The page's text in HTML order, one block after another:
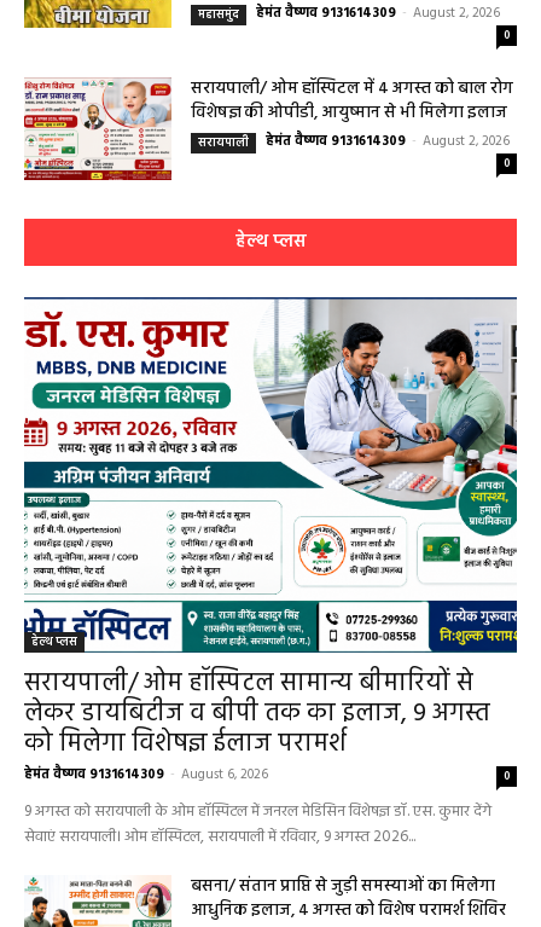
महासमुंद हेमंत वैष्णव 9131614309 - August 2, 2026
0
सरायपाली/ ओम हॉस्पिटल में 4 अगस्त को बाल रोग
विशेषज्ञ की ओपीडी, आयुष्मान से भी मिलेगा इलाज
सरायपाली हेमंत वैष्णव 9131614309 - August 2, 2026
0
हेल्थ प्लस
हेल्थ प्लस
सरायपाली/ ओम हॉस्पिटल सामान्य बीमारियों से
लेकर डायबिटीज व बीपी तक का इलाज, 9 अगस्त
को मिलेगा विशेषज्ञ ईलाज परामर्श
हेमंत वैष्णव 9131614309 - August 6, 2026 0
9 अगस्त को सरायपाली के ओम हॉस्पिटल में जनरल मेडिसिन विशेषज्ञ डॉ. एस. कुमार देंगे
सेवाएं सरायपाली। ओम हॉस्पिटल, सरायपाली में रविवार, 9 अगस्त 2026...
बसना/ संतान प्राप्ति से जुड़ी समस्याओं का मिलेगा
आधुनिक इलाज, 4 अगस्त को विशेष परामर्श शिविर